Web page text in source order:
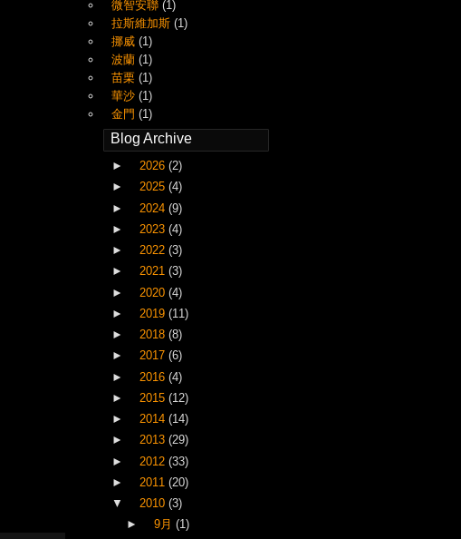
微智安聯 (1)
拉斯維加斯 (1)
挪威 (1)
波蘭 (1)
苗栗 (1)
華沙 (1)
金門 (1)
Blog Archive
► 2026 (2)
►
2025 (4)
►
2024 (9)
►
2023 (4)
►
2022 (3)
►
2021 (3)
►
2020 (4)
►
2019 (11)
►
2018 (8)
►
2017 (6)
►
2016 (4)
►
2015 (12)
►
2014 (14)
►
2013 (29)
►
2012 (33)
►
2011 (20)
▼
2010 (3)
►
9月 (1)